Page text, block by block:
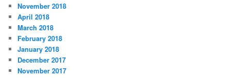
November 2018
April 2018
March 2018
February 2018
January 2018
December 2017
November 2017